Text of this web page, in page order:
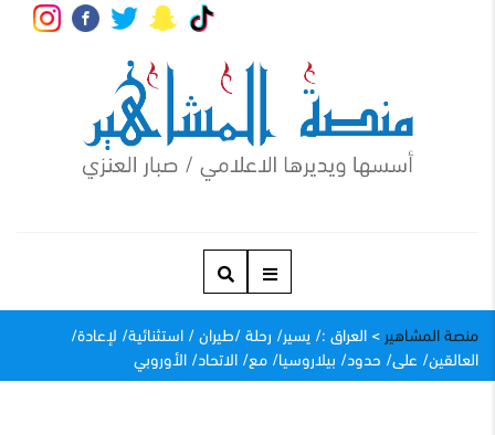
منصة المشاهير > العراق :/ يسير/ رحلة /طيران / استثنائية/ لإعادة/
العالقين/ على/ حدود/ بيلاروسيا/ مع/ الاتحاد/ الأوروبي